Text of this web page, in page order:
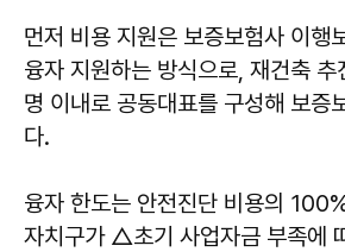
먼저 비용 지원은 보증보험사 이행
융자 지원하는 방식으로, 재건축
명 이내로 공동대표를 구성해 보증
다.
융자 한도는 안전진단 비용의
자치구가 △초기 사업자금 부족에